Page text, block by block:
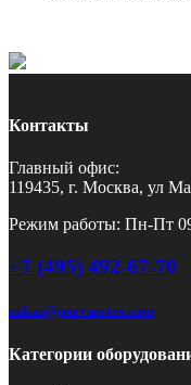
Контакты
Главный офис:
119435, г. Москва, ул
Режим работы: Пн-Пт
+7 (495) 492-67-70
zakaz@pnevmotex.com
Категории